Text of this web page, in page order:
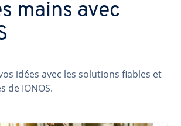
mains avec
idées avec les solutions fiables et
de IONOS.